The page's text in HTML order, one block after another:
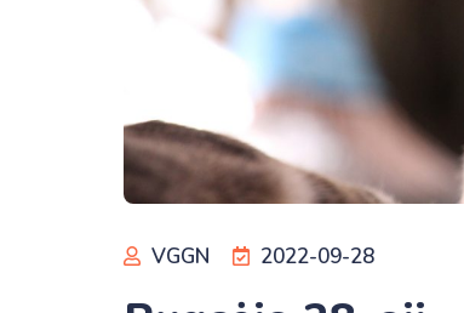
VGGN 2022-09-28